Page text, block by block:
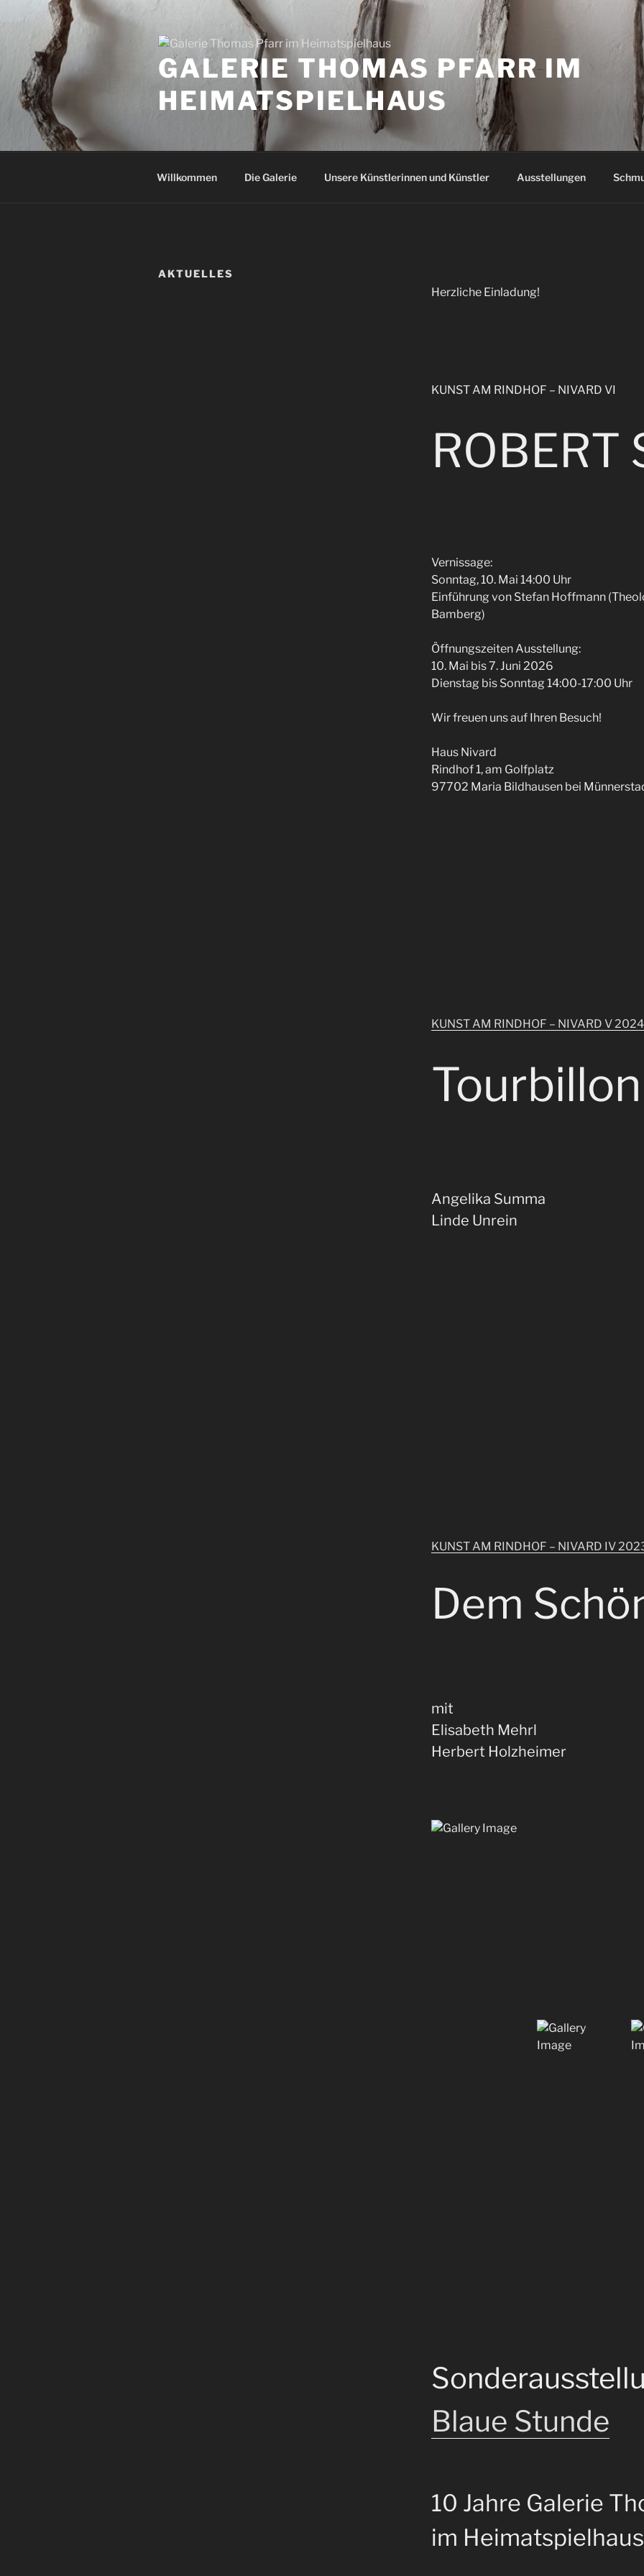
Inhalt
GALERIE THOMAS PFARR IM
HEIMATSPIELHAUS
Willkommen Die Galerie Unsere Künstlerinnen und Künstler Ausstellungen
AKTUELLES
Herzliche Einladung!
KUNST AM RINDHOF – NIVARD VI
ROBERT
Vernissage:
Sonntag, 10. Mai 14:00 Uhr
Einführung von Stefan Hoffmann
Bamberg)
Öffnungszeiten Ausstellung:
10. Mai bis 7. Juni 2026
Dienstag bis Sonntag 14:00-17:00 Uhr
Wir freuen uns auf Ihren Besuch!
Haus Nivard
Rindhof 1, am Golfplatz
97702 Maria Bildhausen bei
KUNST AM RINDHOF – NIVARD V 2024
Tourbillon
Angelika Summa
Linde Unrein
KUNST AM RINDHOF – NIVARD IV
Dem
mit
Elisabeth Mehrl
Herbert Holzheimer
Blaue Stunde
10 Jahre Galerie
im Heimatspielhaus